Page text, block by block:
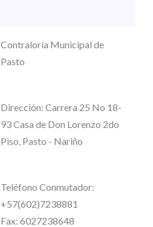
Contraloría Municipal de
Pasto
Dirección: Carrera 25 No 18-
93 Casa de Don Lorenzo 2do
Piso, Pasto - Nariño
Teléfono Conmutador:
+57(602)7238881
Fax: 6027238648